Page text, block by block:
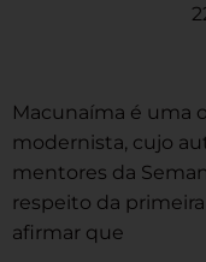
Macunaíma é uma
modernista, cujo
mentores da
respeito da
afirmar que